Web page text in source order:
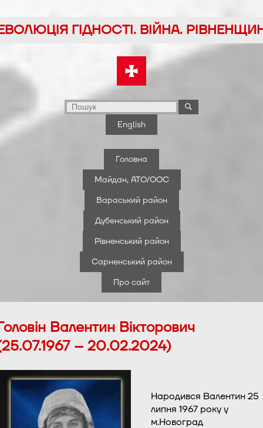
ГІДНОСТІ. ВІЙНА.
English
Головна
Майдан, АТО/ООС
Вараський район
Дубенський район
Рівненський район
Сарненський район
Про сайт
Валентин Вікторович
– 20.02.2024)
Народився Валентин 25
липня 1967 року у
м.Новоград